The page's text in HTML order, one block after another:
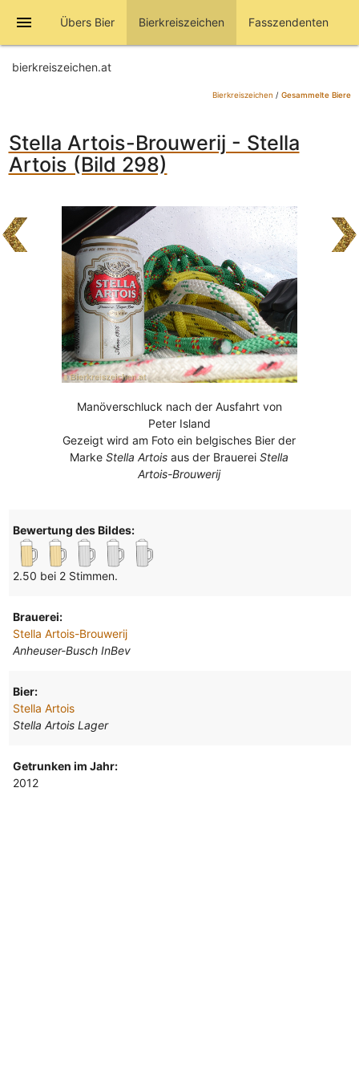
menu Übers Bier Bierkreiszeichen Fasszendenten
bierkreiszeichen.at
Bierkreiszeichen / Gesammelte Biere
Stella Artois-Brouwerij - Stella
Artois (Bild 298)
Manöverschluck nach der Ausfahrt von
Peter Island
Gezeigt wird am Foto ein belgisches Bier der
MarkeStella Artois aus der BrauereiStella
Artois-Brouwerij
Bewertung des Bildes:
2.50 bei 2 Stimmen.
Brauerei:
Stella Artois-Brouwerij
Anheuser-Busch InBev
Bier:
Stella Artois
Stella Artois Lager
Getrunken im Jahr:
2012